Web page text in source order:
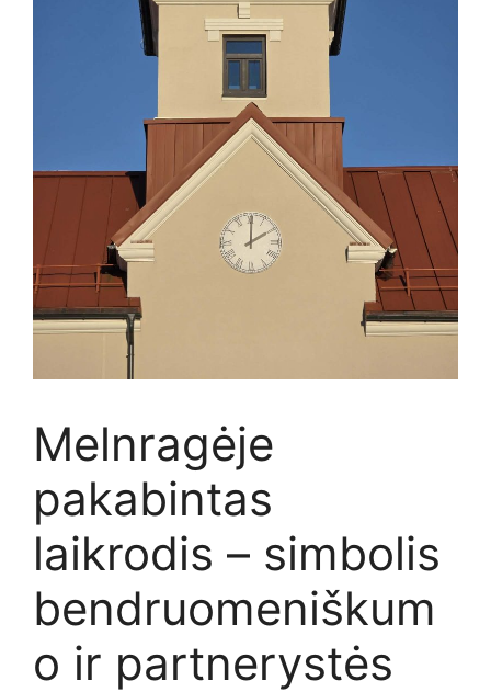
Melnragėje
pakabintas
laikrodis – simbolis
bendruomeniškum
o ir partnerystės